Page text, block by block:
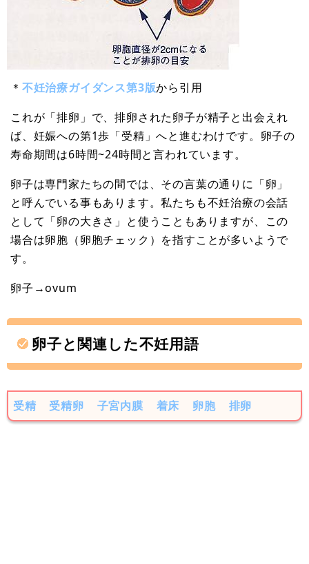
＊ 不妊治療ガイダンス第3版から引用
これが「排卵」で、排卵された卵子が精子と出会えれ
ば、妊娠への第1歩「受精」へと進むわけです。卵子の
寿命期間は6時間~24時間と言われています。
卵子は専門家たちの間では、その言葉の通りに「卵」
と呼んでいる事もあります。私たちも不妊治療の会話
として「卵の大きさ」と使うこともありますが、この
場合は卵胞（卵胞チェック）を指すことが多いようで
す。
卵子→ovum
卵子と関連した不妊用語
受精 受精卵 子宮内膜 着床 卵胞 排卵